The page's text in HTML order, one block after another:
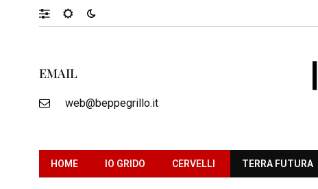
EMAIL
web@beppegrillo.it
HOME IO GRIDO CERVELLI TERRA FUTURA